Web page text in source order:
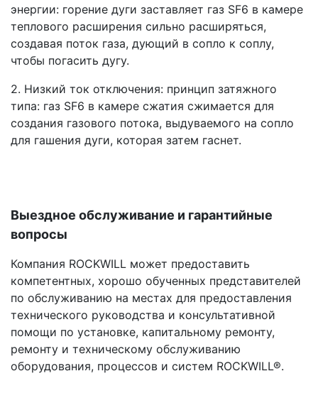
энергии: горение дуги заставляет газ SF6 в камере
теплового расширения сильно расширяться,
создавая поток газа, дующий в сопло к соплу,
чтобы погасить дугу.
2. Низкий ток отключения: принцип затяжного
типа: газ SF6 в камере сжатия сжимается для
создания газового потока, выдуваемого на сопло
для гашения дуги, которая затем гаснет.
Выездное обслуживание и гарантийные
вопросы
Компания ROCKWILL может предоставить
компетентных, хорошо обученных представителей
по обслуживанию на местах для предоставления
технического руководства и консультативной
помощи по установке, капитальному ремонту,
ремонту и техническому обслуживанию
оборудования, процессов и систем ROCKWILL®.